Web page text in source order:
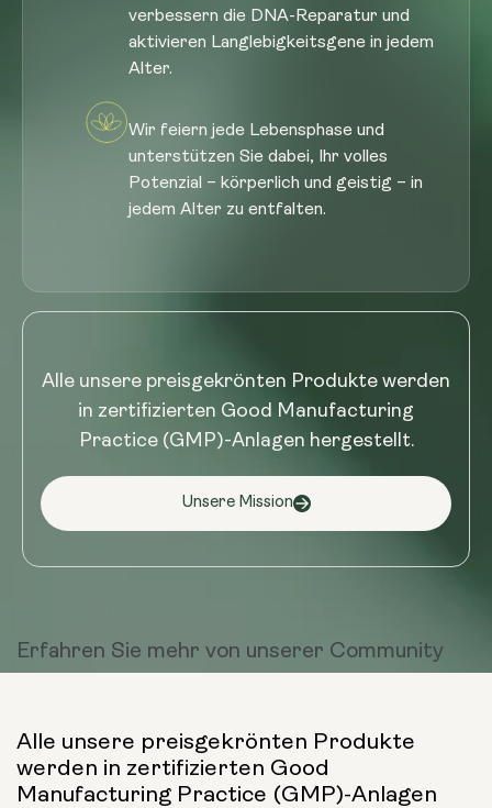
verbessern die DNA-Reparatur und
aktivieren Langlebigkeitsgene in jedem
Alter.
Wir feiern jede Lebensphase und
unterstützen Sie dabei, Ihr volles
Potenzial – körperlich und geistig – in
jedem Alter zu entfalten.
Alle unsere preisgekrönten Produkte werden
in zertifizierten Good Manufacturing
Practice (GMP)-Anlagen hergestellt.
Unsere Mission
Erfahren Sie mehr von unserer Community
Alle unsere preisgekrönten Produkte
werden in zertifizierten Good
Manufacturing Practice (GMP)-Anlagen